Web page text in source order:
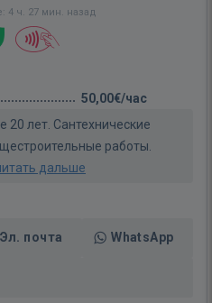
4 ч. 27 мин. назад
50,00€/час
20 лет. Сантехнические
работы.
дальше
Эл. почта WhatsApp